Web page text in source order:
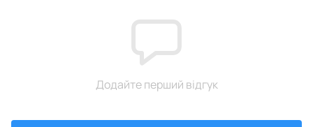
Додайте перший відгук